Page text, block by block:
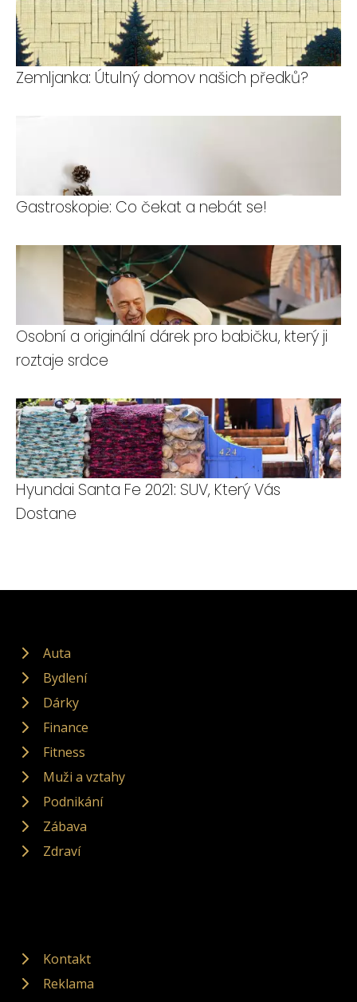
Zemljanka: Útulný domov našich předků?
Gastroskopie: Co čekat a nebát se!
Osobní a originální dárek pro babičku, který ji
roztaje srdce
Hyundai Santa Fe 2021: SUV, Který Vás
Dostane
Auta
Bydlení
Dárky
Finance
Fitness
Muži a vztahy
Podnikání
Zábava
Zdraví
Kontakt
Reklama